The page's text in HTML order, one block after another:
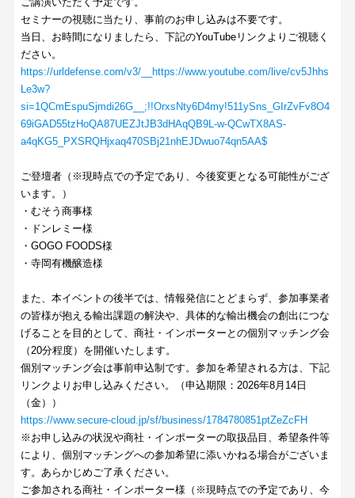
セミナーの視聴に当たり、事前のお申し込みは不要です。
当日、お時間になりましたら、下記のYouTubeリンクよりご視聴く
ださい。
https://urldefense.com/v3/__https://www.youtube.com/live/cv5Jhhs
Le3w?
si=1QCmEspuSjmdi26G__;!!OrxsNty6D4my!511ySns_GIrZvFv8O4
69iGAD55tzHoQA87UEZJtJB3dHAqQB9L-w-QCwTX8AS-
a4qKG5_PXSRQHjxaq470SBj21nhEJDwuo74qn5AA$
ご登壇者（※現時点での予定であり、今後変更となる可能性がござ
います。）
・むそう商事様
・ドンレミー様
・GOGO FOODS様
・寺岡有機醸造様
また、本イベントの後半では、情報発信にとどまらず、参加事業者
の皆様が抱える輸出課題の解決や、具体的な輸出機会の創出につな
げることを目的として、商社・インポーターとの個別マッチング会
（20分程度）を開催いたします。
個別マッチング会は事前申込制です。参加を希望される方は、下記
リンクよりお申し込みください。（申込期限：2026年8月14日
（金））
https://www.secure-cloud.jp/sf/business/1784780851ptZeZcFH
※お申し込みの状況や商社・インポーターの取扱品目、希望条件等
により、個別マッチングへの参加希望に添いかねる場合がございま
す。あらかじめご了承ください。
ご参加される商社・インポーター様（※現時点での予定であり、今